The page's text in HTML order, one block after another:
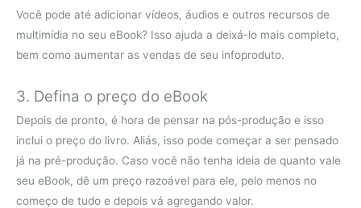
Você pode até adicionar vídeos, áudios e outros recursos de
multimídia no seu eBook? Isso ajuda a deixá-lo mais completo,
bem como aumentar as vendas de seu infoproduto.
3. Defina o preço do eBook
Depois de pronto, é hora de pensar na pós-produção e isso
inclui o preço do livro. Aliás, isso pode começar a ser pensado
já na pré-produção. Caso você não tenha ideia de quanto vale
seu eBook, dê um preço razoável para ele, pelo menos no
começo de tudo e depois vá agregando valor.